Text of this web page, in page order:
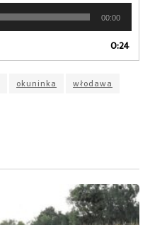
00:00
0:24
okuninka
włodawa